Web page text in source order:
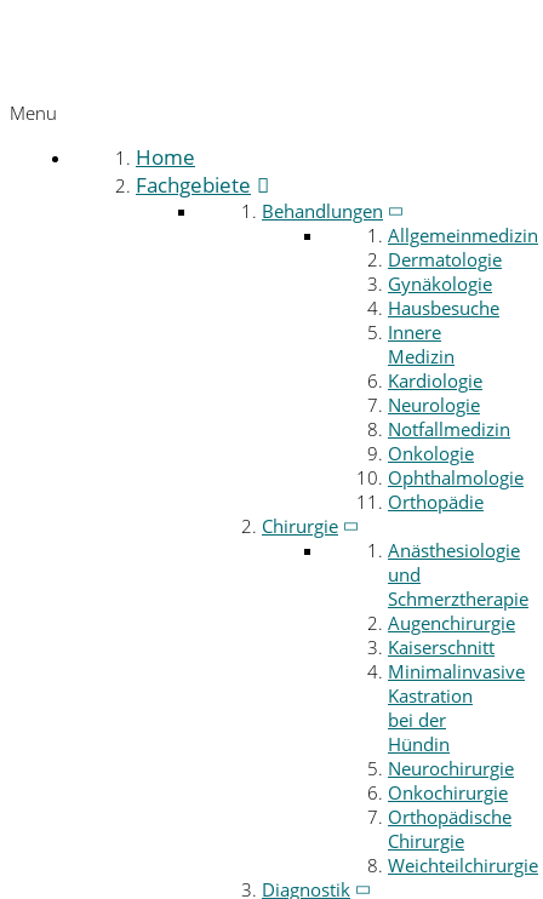
Menu
Home
Fachgebiete
Behandlungen
Allgemeinmedizin
Dermatologie
Gynäkologie
Hausbesuche
Innere
Medizin
Kardiologie
Neurologie
Notfallmedizin
Onkologie
Ophthalmologie
Orthopädie
Chirurgie
Anästhesiologie
und
Schmerztherapie
Augenchirurgie
Kaiserschnitt
Minimalinvasive
Kastration
bei der
Hündin
Neurochirurgie
Onkochirurgie
Orthopädische
Chirurgie
Weichteilchirurgie
Diagnostik